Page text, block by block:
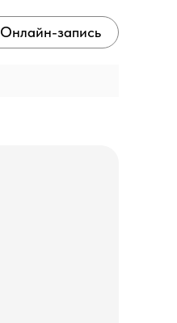
Онлайн-запись